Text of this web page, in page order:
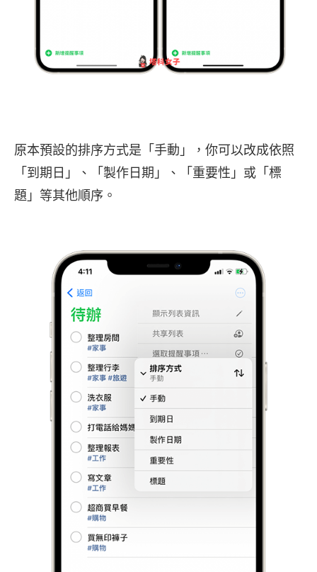
原本預設的排序方式是「手動」，你可以改成依照
「到期日」、「製作日期」、「重要性」或「標
題」等其他順序。